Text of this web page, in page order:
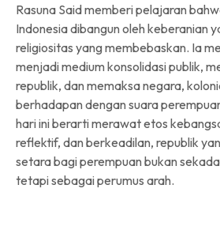
Rasuna Said memberi pelajaran
Indonesia dibangun oleh keberanian
religiositas yang membebaskan. Ia
menjadi medium konsolidasi publik,
republik, dan memaksa negara,
berhadapan dengan suara
hari ini berarti merawat etos
reflektif, dan berkeadilan, republik
setara bagi perempuan bukan
tetapi sebagai perumus arah.